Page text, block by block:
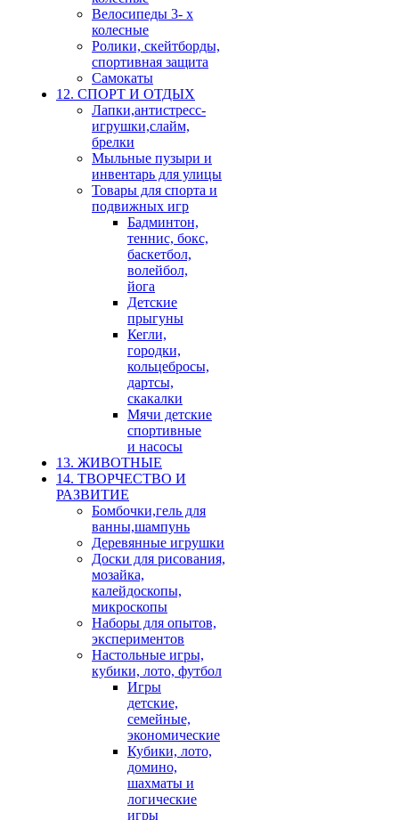
Велосипеды 3- х
колесные
Ролики, скейтборды,
спортивная защита
Самокаты
12. СПОРТ И ОТДЫХ
Лапки,антистресс-
игрушки,слайм,
брелки
Мыльные пузыри и
инвентарь для улицы
Товары для спорта и
подвижных игр
Бадминтон,
теннис, бокс,
баскетбол,
волейбол,
йога
Детские
прыгуны
Кегли,
городки,
кольцебросы,
дартсы,
скакалки
Мячи детские
спортивные
и насосы
13. ЖИВОТНЫЕ
14. ТВОРЧЕСТВО И
РАЗВИТИЕ
Бомбочки,гель для
ванны,шампунь
Деревянные игрушки
Доски для рисования,
мозайка,
калейдоскопы,
микроскопы
Наборы для опытов,
экспериментов
Настольные игры,
кубики, лото, футбол
Игры
детские,
семейные,
экономические
Кубики, лото,
домино,
шахматы и
логические
игры